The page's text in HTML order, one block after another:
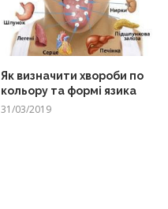
Як визначити хвороби по
кольору та формі язика
31/03/2019